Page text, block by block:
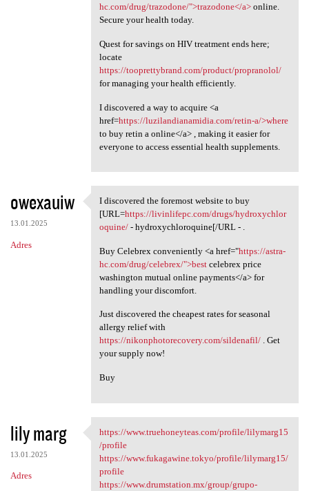
hc.com/drug/trazodone/">trazodone</a>online.
Secure your health today.
Quest for savings on HIV treatment ends here;
locate
https://tooprettybrand.com/product/propranolol/
for managing your health efficiently.
I discovered a way to acquire <a
href=https://luzilandianamidia.com/retin-a/>where
to buy retin a online</a> , making it easier for
everyone to access essential health supplements.
owexauiw
13.01.2025
Adres
I discovered the foremost
I discovered the foremost website to buy
[URL=https://livinlifepc.com/drugs/hydroxychlor
oquine/- hydroxychloroquine[/URL - .
Buy Celebrex conveniently <a href="https://astra-
hc.com/drug/celebrex/">bestcelebrex price
washington mutual online payments</a> for
handling your discomfort.
Just discovered the cheapest rates for seasonal
allergy relief with
https://nikonphotorecovery.com/sildenafil/. Get
your supply now!
Buy
lily marg
13.01.2025
Adres
https://www.truehoneyteas.com
https://www.truehoneyteas.com/profile/lilymarg15
/profile
https://www.fukagawine.tokyo/profile/lilymarg15/
profile
https://www.drumstation.mx/group/grupo-